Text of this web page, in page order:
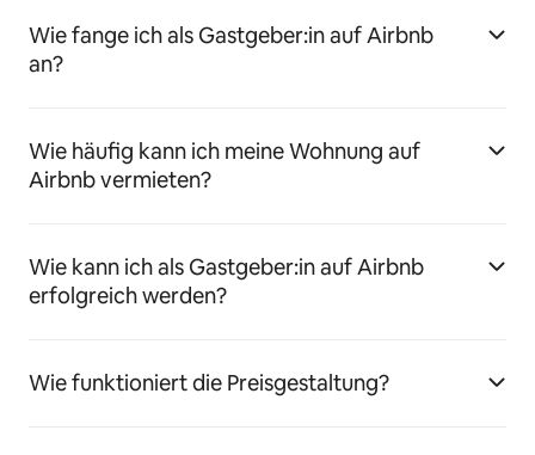
Wie fange ich als Gastgeber:in auf Airbnb
an?
Wie häufig kann ich meine Wohnung auf
Airbnb vermieten?
Wie kann ich als Gastgeber:in auf Airbnb
erfolgreich werden?
Wie funktioniert die Preisgestaltung?